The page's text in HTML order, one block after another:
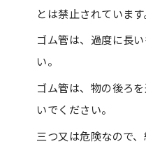
とは禁止されています
ゴム管は、過度に長
い。
ゴム管は、物の後ろ
いでください。
三つ又は危険なので